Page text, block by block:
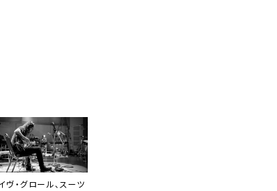
ヴ・グロール、スーツ